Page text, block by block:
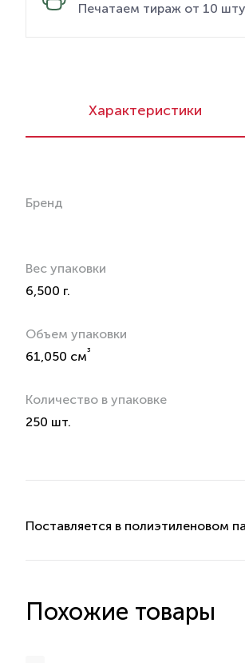
Печатаем тираж от 10
Характеристики
Бренд
Вес упаковки
6,500 г.
Объем упаковки
61,050 см³
Количество в упаковке
250 шт.
Поставляется в полиэтиленовом
Похожие товары